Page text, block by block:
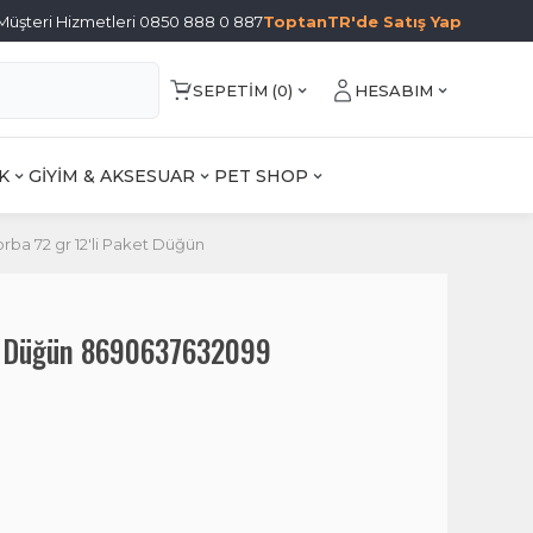
Hizmetleri 0850 888 0 887ToptanTR'de Satış Yap
SEPETIM (0) HESABIM
GİYİM & AKSESUAR PET SHOP
72 gr 12'li Paket Düğün
8690637632099